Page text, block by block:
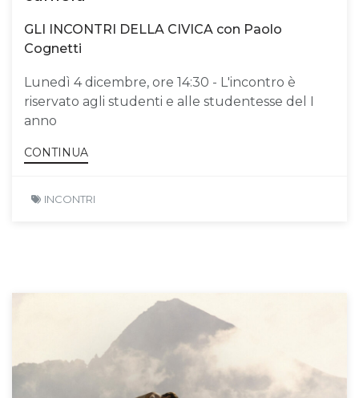
GLI INCONTRI DELLA CIVICA con Paolo
Cognetti
Lunedì 4 dicembre, ore 14:30 - L'incontro è
riservato agli studenti e alle studentesse del I
anno
CONTINUA
INCONTRI